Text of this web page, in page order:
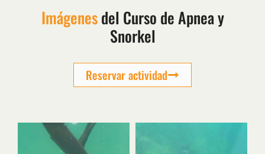
Imágenesdel Curso de Apnea y
Snorkel
Reservar actividad